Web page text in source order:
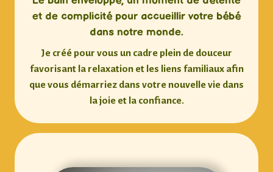
et de complicité pour accueillir votre bébé
dans notre monde.
Je créé pour vous un cadre plein de douceur
favorisant la relaxation et les liens familiaux afin
que vous démarriez dans votre nouvelle vie dans
la joie et la confiance.